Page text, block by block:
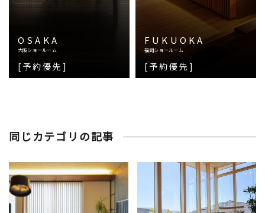
OSAKA
大阪ショールーム
[予約優先]
FUKUOKA
福岡ショールーム
[予約優先]
同じカテゴリの記事